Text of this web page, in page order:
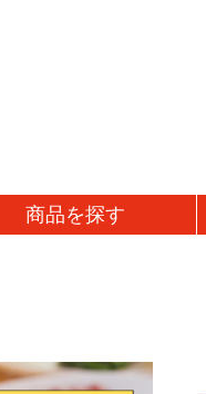
商品を探す
マトンロース肉(解凍)